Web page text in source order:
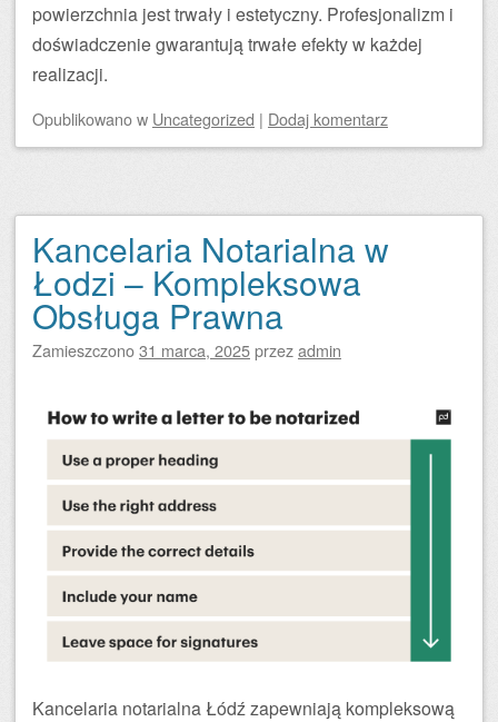
powierzchnia jest trwały i estetyczny. Profesjonalizm i
doświadczenie gwarantują trwałe efekty w każdej
realizacji.
Opublikowanow Uncategorized | Dodaj komentarz
Kancelaria Notarialna w
Łodzi – Kompleksowa
Obsługa Prawna
Zamieszczono31 marca, 2025przezadmin
Kancelaria notarialna Łódź zapewniają kompleksową